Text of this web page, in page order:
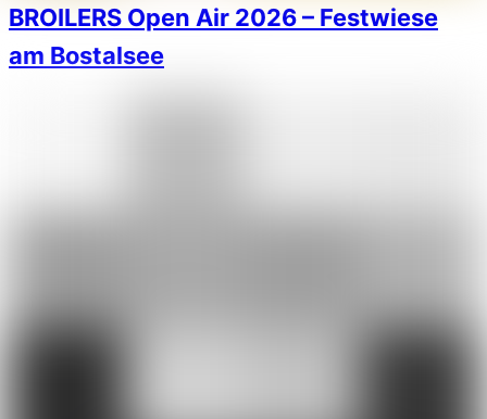
BROILERS Open Air 2026 – Festwiese
am Bostalsee